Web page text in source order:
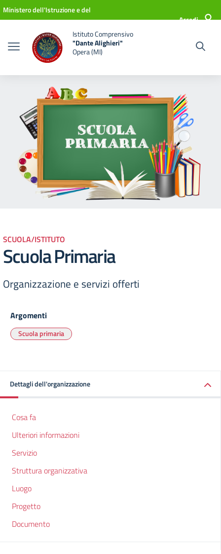
Vai ai contenuti
Vai al menu di navigazione
Vai al footer
Ministero dell'Istruzione e del
Accedi
Istituto Comprensivo
"Dante Alighieri"
Opera (MI)
SCUOLA/ISTITUTO
Scuola Primaria
Organizzazione e servizi offerti
Argomenti
Scuola primaria
Dettagli dell'organizzazione
Cosa fa
Ulteriori informazioni
Servizio
Struttura organizzativa
Luogo
Progetto
Documento